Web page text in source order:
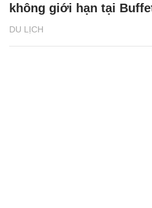
DU LỊCH
không giới hạn tại